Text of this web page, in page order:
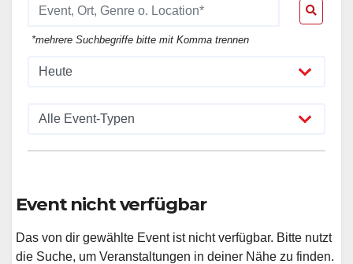
*mehrere Suchbegriffe bitte mit Komma trennen
Event nicht verfügbar
Das von dir gewählte Event ist nicht verfügbar. Bitte nutzt
die Suche, um Veranstaltungen in deiner Nähe zu finden.